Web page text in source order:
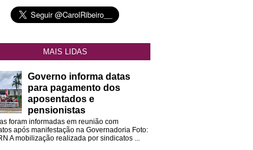
MAIS LIDAS
Governo informa datas
para pagamento dos
aposentados e
pensionistas
foram informadas em reunião com
após manifestação na Governadoria Foto:
A mobilização realizada por sindicatos ...